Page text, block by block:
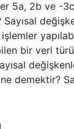
5a, 2b ve -
Sayısal
bir veri
demektir?